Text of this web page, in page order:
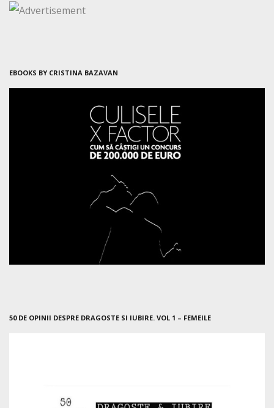
EBOOKS BY CRISTINA BAZAVAN
50 DE OPINII DESPRE DRAGOSTE SI IUBIRE. VOL 1 – FEMEILE